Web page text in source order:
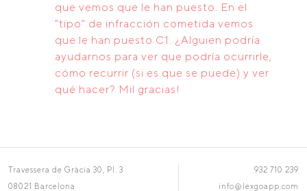
que vemos que le han puesto. En el
"tipo" de infracción cometida vemos
que le han puesto C1. ¿Alguien podría
ayudarnos para ver que podría ocurrirle,
cómo recurrir (si es que se puede) y ver
qué hacer? Mil gracias!
Travessera de Gràcia 30, Pl. 3
08021 Barcelona
932 710 239
info@lexgoapp.com